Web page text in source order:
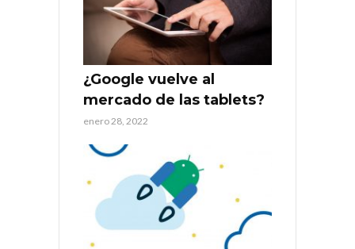
¿Google vuelve al
mercado de las tablets?
enero 28, 2022